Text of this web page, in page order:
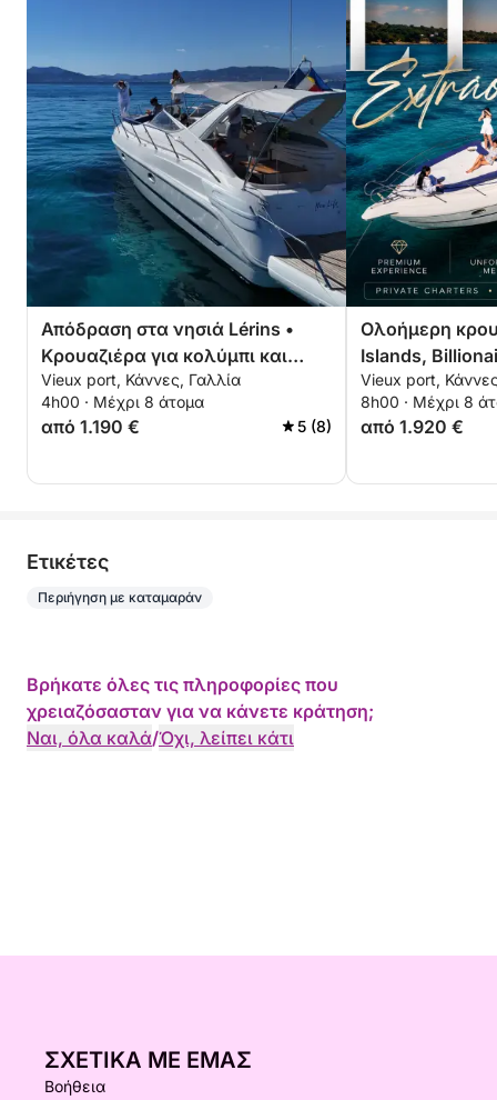
Απόδραση στα νησιά Lérins •
Κρουαζιέρα για κολύμπι και
χαλάρωση από τις Κάννες
Vieux port, Κάννες, Γαλλία
4h00 · Μέχρι 8 άτομα
από 1.190 € 5 (8)
Ολοήμερη
Islands,
Théoule-sur-
Vieux port,
8h00 · Μέχρι 8
από 1.920 €
Eτικέτες
Περιήγηση με καταμαράν
Βρήκατε όλες τις πληροφορίες που
χρειαζόσασταν για να κάνετε κράτηση;
Ναι, όλα καλά/Όχι, λείπει κάτι
ΣΧΕΤΙΚΆ ΜΕ ΕΜΆΣ
Βοήθεια